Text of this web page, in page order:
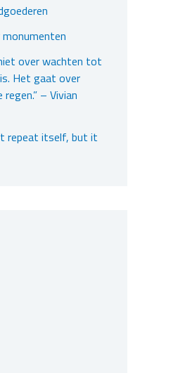
monumenten
over wachten tot
Het gaat over
– Vivian
repeat itself, but it